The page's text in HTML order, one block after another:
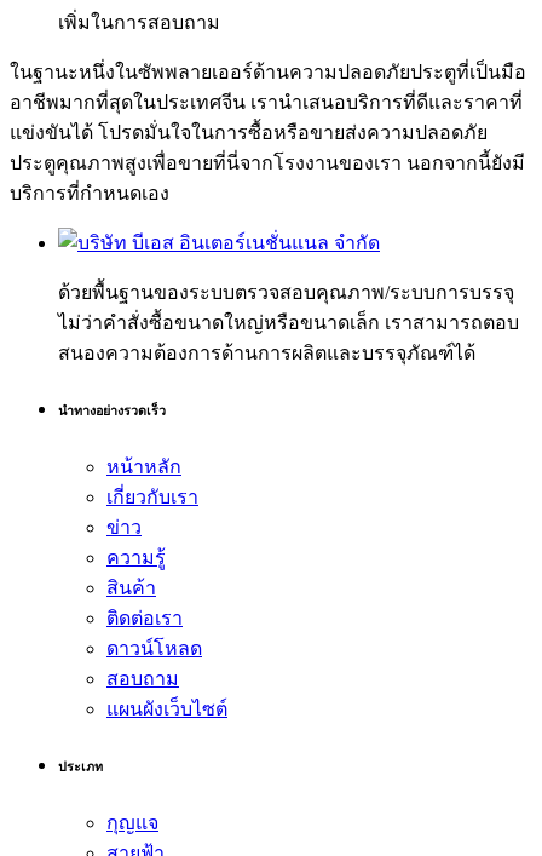
เพิ่มในการสอบถาม
ในฐานะหนึ่งในซัพพลายเออร์ด้านความปลอดภัยประตูที่เป็นมือ
อาชีพมากที่สุดในประเทศจีน เรานำเสนอบริการที่ดีและราคาที่
แข่งขันได้ โปรดมั่นใจในการซื้อหรือขายส่งความปลอดภัย
ประตูคุณภาพสูงเพื่อขายที่นี่จากโรงงานของเรา นอกจากนี้ยังมี
บริการที่กำหนดเอง
ด้วยพื้นฐานของระบบตรวจสอบคุณภาพ/ระบบการบรรจุ
ไม่ว่าคำสั่งซื้อขนาดใหญ่หรือขนาดเล็ก เราสามารถตอบ
สนองความต้องการด้านการผลิตและบรรจุภัณฑ์ได้
นำทางอย่างรวดเร็ว
หน้าหลัก
เกี่ยวกับเรา
ข่าว
ความรู้
สินค้า
ติดต่อเรา
ดาวน์โหลด
สอบถาม
แผนผังเว็บไซต์
ประเภท
กุญแจ